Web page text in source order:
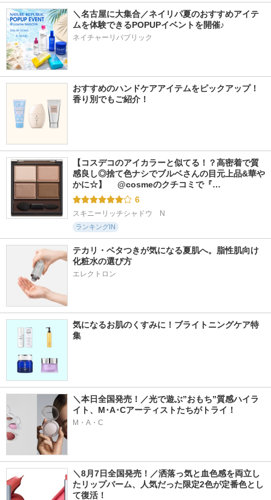
＼名古屋に大集合／ネイリパ夏のおすすめアイテ
ムを体験できるPOPUPイベントを開催♪
ネイチャーリパブリック
おすすめのハンドケアアイテムをピックアップ！
香り別でもご紹介！
【コスデコのアイカラーと似てる！？高密着で質
感良し◎捨て色ナシでブルベさんの目元上品&華や
かに☆】 　@cosmeのクチコミで『…
6
スキニーリッチシャドウ　N
ランキングIN
テカリ・ベタつきが気になる夏肌へ。脂性肌向け
化粧水の選び方
エレクトロン
気になるお肌のくすみに！ブライトニングケア特
集
＼本日全国発売！／光で遊ぶ”おもち”質感ハイラ
イト、M･A･Cアーティストたちがトライ！
M・A・C
＼8月7日全国発売！／洒落っ気と血色感を両立し
たリップバーム、人気だった限定2色が定番色とし
て復活！